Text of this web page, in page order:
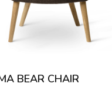
BEAR CHAIR